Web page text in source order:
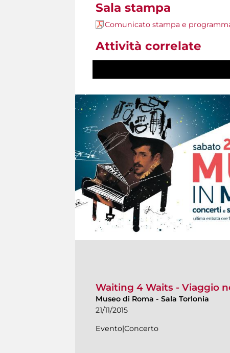
Sala stampa
Comunicato stampa e
Attività correlate
Waiting 4 Waits - Viaggio
Museo di Roma - Sala Torlonia
21/11/2015
Evento|Concerto